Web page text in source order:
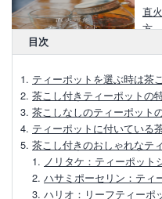
直
方
【
方
美
の
テ
目次
ティーポットを選ぶ時は茶
茶こし付きティーポットの
茶こしなしのティーポット
ティーポットに付いている
茶こし付きのおしゃれなテ
ノリタケ：ティーポッ
ハサミポーセリン：ティ
ハリオ：リーフティーポ